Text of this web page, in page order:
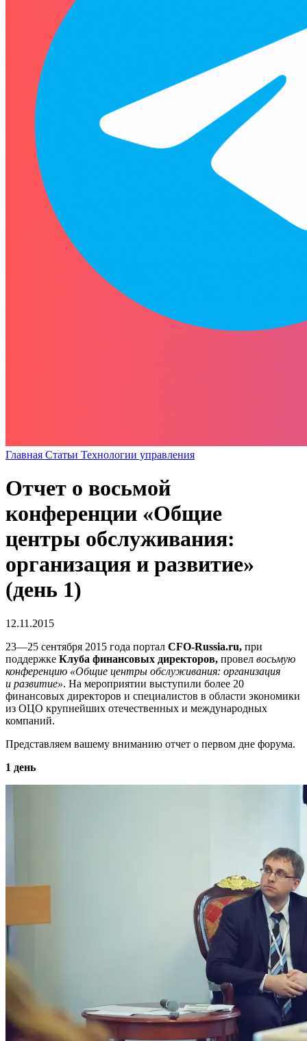
Главная Статьи Технологии управления
Отчет о восьмой
конференции «Общие
центры обслуживания:
организация и развитие»
(день 1)
12.11.2015
23—25 сентября 2015 года портал CFO-Russia.ru, при
поддержке Клуба финансовых директоров, провел восьмую
конференцию «Общие центры обслуживания: организация
и развитие». На мероприятии выступили более 20
финансовых директоров и специалистов в области экономики
из ОЦО крупнейших отечественных и международных
компаний.
Представляем вашему вниманию отчет о первом дне форума.
1 день